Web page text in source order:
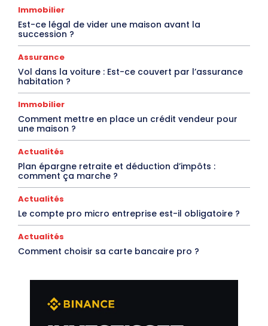
Immobilier
Est-ce légal de vider une maison avant la
succession ?
Assurance
Vol dans la voiture : Est-ce couvert par l’assurance
habitation ?
Immobilier
Comment mettre en place un crédit vendeur pour
une maison ?
Actualités
Plan épargne retraite et déduction d’impôts :
comment ça marche ?
Actualités
Le compte pro micro entreprise est-il obligatoire ?
Actualités
Comment choisir sa carte bancaire pro ?